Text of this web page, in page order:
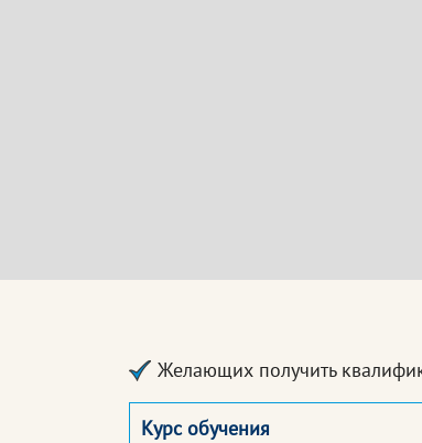
Желающих получить
Курс обучения